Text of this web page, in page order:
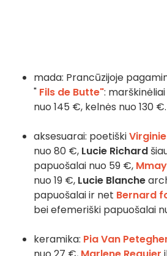
mada: Prancūzijoje
" Fils de Butte":
nuo 145 €, kelnės nuo 130 €.
aksesuarai: poetiški
nuo 80 €, Lucie Richard
papuošalai nuo 59 €, Mmay
nuo 19 €, Lucie Blanche
papuošalai ir net Bernard
bei efemeriški papuošalai
keramika: Pia Van